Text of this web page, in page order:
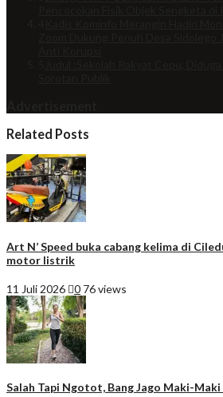
Related Posts
Art N’ Speed buka cabang kelima di
motor listrik
11 Juli 2026 0 76 views
Salah Tapi Ngotot, Bang Jago Maki-